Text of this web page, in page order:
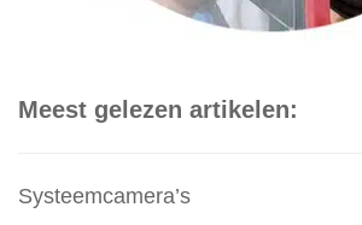
Meest gelezen artikelen:
Systeemcamera’s